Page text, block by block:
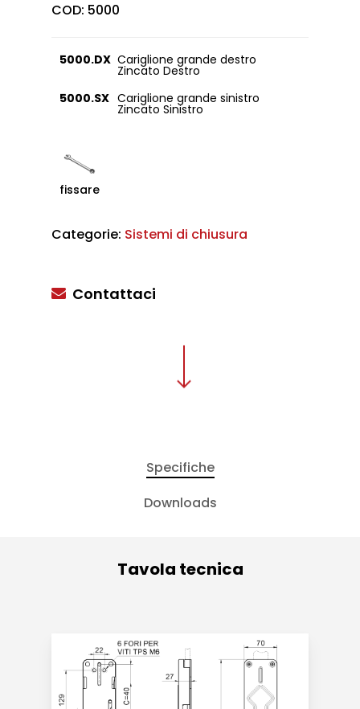
COD: 5000
5000.DX Cariglione grande destro
Zincato Destro
5000.SX Cariglione grande sinistro
Zincato Sinistro
fissare
Categorie: Sistemi di chiusura
Contattaci
Specifiche
Downloads
Tavola tecnica